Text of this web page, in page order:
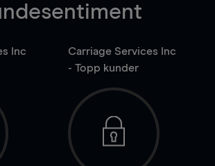
Inc
Carriage Services Inc
- Topp kunder